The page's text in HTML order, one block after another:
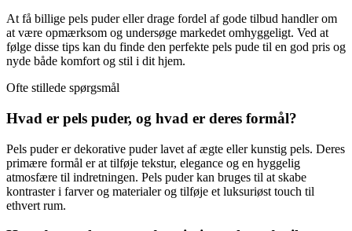
At få billige pels puder eller drage fordel af gode tilbud handler om
at være opmærksom og undersøge markedet omhyggeligt. Ved at
følge disse tips kan du finde den perfekte pels pude til en god pris og
nyde både komfort og stil i dit hjem.
Ofte stillede spørgsmål
Hvad er pels puder, og hvad er deres formål?
Pels puder er dekorative puder lavet af ægte eller kunstig pels. Deres
primære formål er at tilføje tekstur, elegance og en hyggelig
atmosfære til indretningen. Pels puder kan bruges til at skabe
kontraster i farver og materialer og tilføje et luksuriøst touch til
ethvert rum.